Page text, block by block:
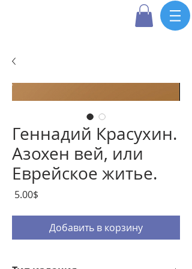
Геннадий Красухин.
Азохен вей, или
Еврейское житье.
‏5.00 ‏$
Добавить в корзину